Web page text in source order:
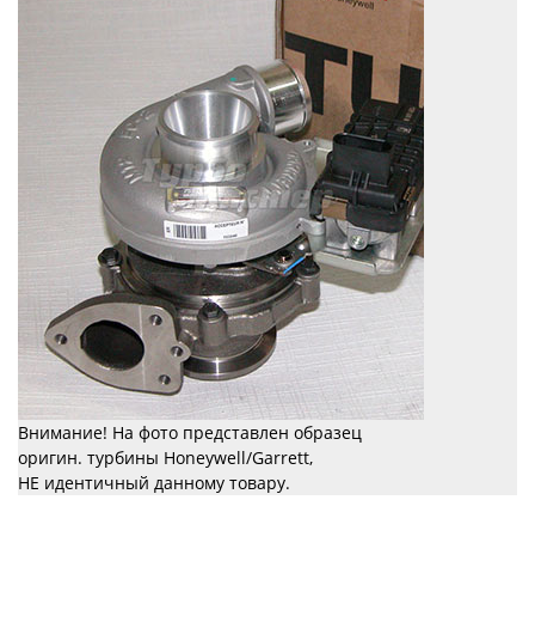
Внимание! На фото представлен образец
оригин. турбины Honeywell/Garrett,
НЕ идентичный данному товару.